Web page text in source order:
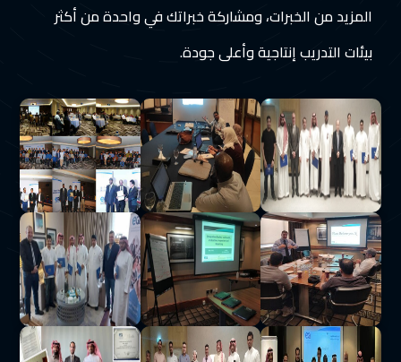
المزيد من الخبرات، ومشاركة خبراتك في واحدة من أكثر
بيئات التدريب إنتاجية وأعلى جودة.